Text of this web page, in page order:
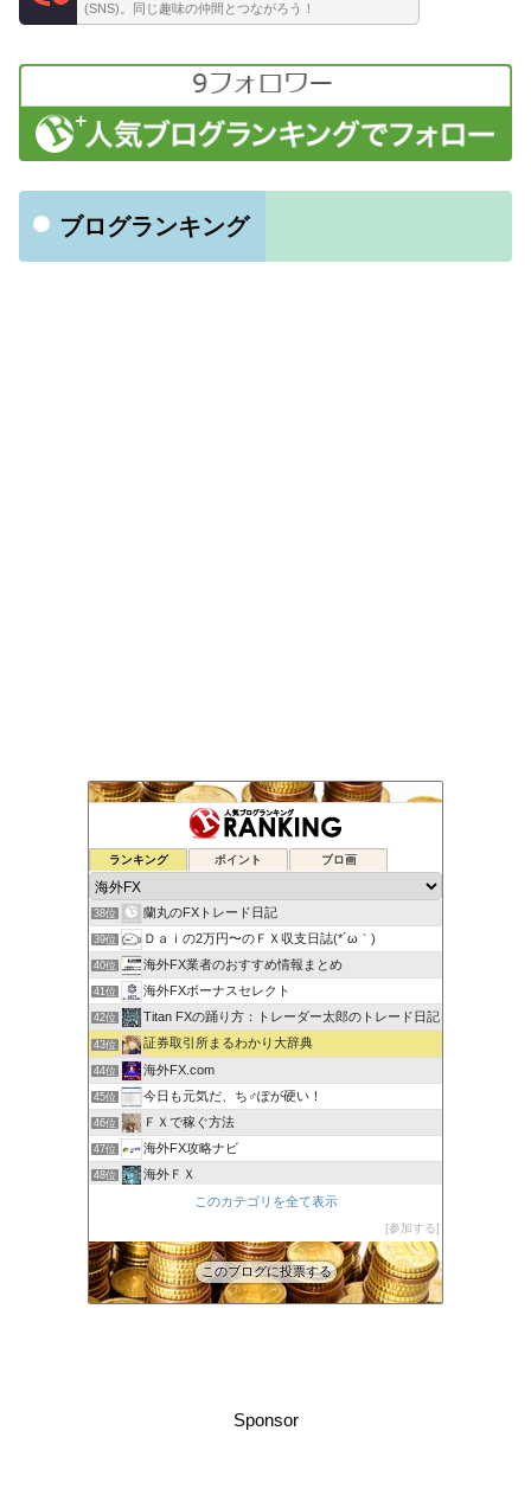
(SNS)。同じ趣味の仲間とつながろう！
ブログランキング
ランキング ポイント ブロ画
36位 元FX業者による必勝システムトレード！
37位
38位 蘭丸のFXトレード日記
39位 Ｄａｉの2万円〜のＦＸ収支日誌(*´ω｀)
40位 海外FX業者のおすすめ情報まとめ
41位 海外FXボーナスセレクト
42位 Titan FXの踊り方：トレーダー太郎のトレード日記
43位 証券取引所まるわかり大辞典
44位 海外FX.com
45位 今日も元気だ、ち♂ぽが硬い！
46位 ＦＸで稼ぐ方法
47位 海外FX攻略ナビ
48位 海外ＦＸ
XM口座開設方法2022
このカテゴリを全て表示
参加する
このブログに投票する
Sponsor